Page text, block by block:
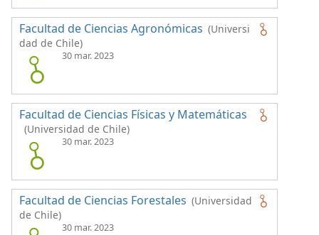
Facultad de Ciencias Agronómicas (Universi
dad de Chile)
30 mar. 2023
Facultad de Ciencias Físicas y Matemáticas
(Universidad de Chile)
30 mar. 2023
Facultad de Ciencias Forestales (Universidad
de Chile)
30 mar. 2023